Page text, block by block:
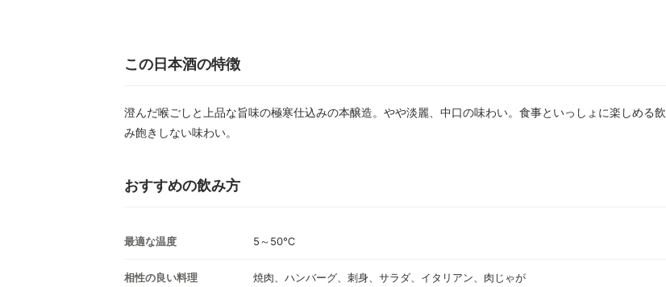
この日本酒の特徴
澄んだ喉ごしと上品な旨味の極寒仕込みの本醸造。やや淡麗、中口の味わい。食事といっしょに楽しめる飲
み飽きしない味わい。
おすすめの飲み方
最適な温度 5～50℃
相性の良い料理 焼肉、ハンバーグ、刺身、サラダ、イタリアン、肉じゃが